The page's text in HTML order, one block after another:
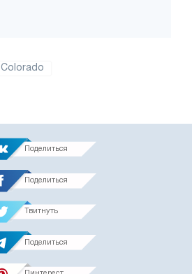
Colorado
Поделиться
Поделиться
Твитнуть
Поделиться